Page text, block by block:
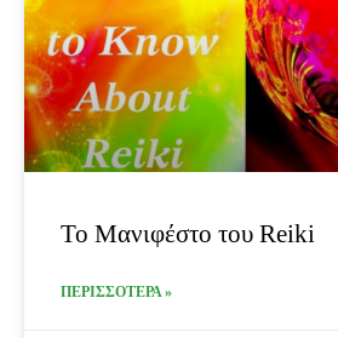
Το Μανιφέστο του Reiki
ΠΕΡΙΣΣΟΤΕΡΑ »